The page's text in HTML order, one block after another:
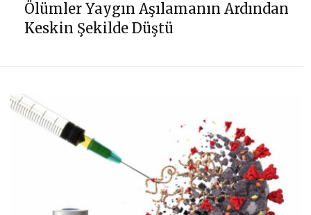
Ölümler Yaygın Aşılamanın Ardından
Keskin Şekilde Düştü